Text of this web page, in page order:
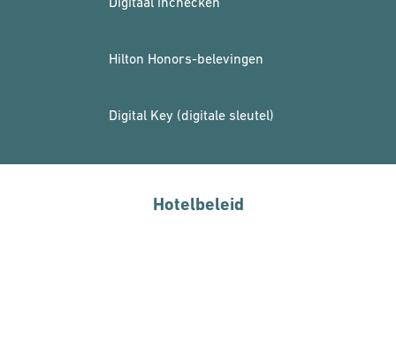
Hilton Honors-belevingen
Digital Key (digitale sleutel)
Hotelbeleid